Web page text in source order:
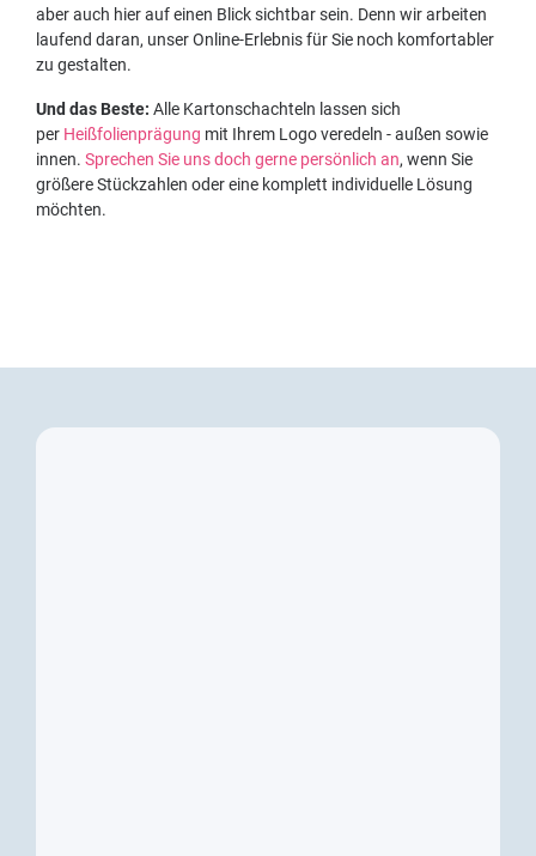
aber auch hier auf einen Blick sichtbar sein. Denn wir arbeiten
laufend daran, unser Online-Erlebnis für Sie noch komfortabler
zu gestalten.
Und das Beste: Alle Kartonschachteln lassen sich
per Heißfolienprägung mit Ihrem Logo veredeln - außen sowie
innen. Sprechen Sie uns doch gerne persönlich an, wenn Sie
größere Stückzahlen oder eine komplett individuelle Lösung
möchten.